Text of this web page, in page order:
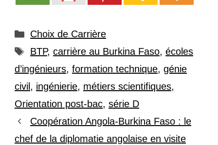
Catégories
Choix de Carrière
Étiquettes
BTP, carrière au Burkina Faso, écoles
d’ingénieurs, formation technique, génie
civil , ingénierie, métiers scientifiques,
Orientation post-bac, série D
Coopération Angola-Burkina Faso : le
chef de la diplomatie angolaise en visite